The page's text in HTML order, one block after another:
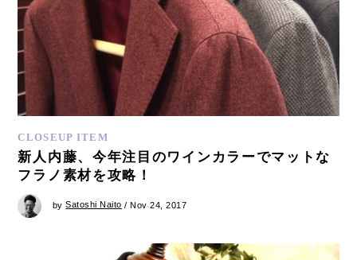
CLOSEUP ITEM
新人内藤、今年注目のワインカラーでマットな
フラノ素材を攻略！
bySatoshi Naito / Nov 24, 2017